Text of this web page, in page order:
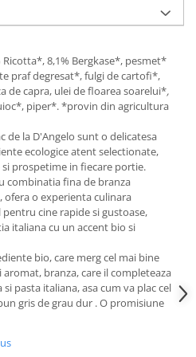
8,1% Bergkase*, pesmet*
praf degresat*, fulgi de cartofi*,
de capra, ulei de floarea soarelui*,
piper*. *provin din agricultura
de la D'Angelo sunt o delicatesa
ecologice atent selectionate,
prospetime in fiecare portie.
combinatia fina de branza
ofera o experienta culinara
cine rapide si gustoase,
italiana cu un accent bio si
bio, care merg cel mai bine
branza, care il completeaza
pasta italiana, asa cum va plac cel
gris de grau dur . O promisiune